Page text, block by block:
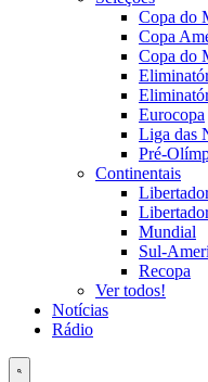
Copa do
Copa
Copa do
Eurocopa
Liga das
Pré-
Continentais
Mundial
Sul-
Recopa
Ver todos!
Notícias
Rádio